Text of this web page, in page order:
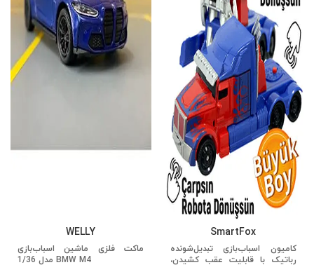
SmartFox
کامیون اسباب‌بازی تبدیل‌شونده
رباتیک با قابلیت عقب کشیدن،
WELLY
ماکت فلزی ماشین اسباب‌بازی
BMW M4 مدل 1/36